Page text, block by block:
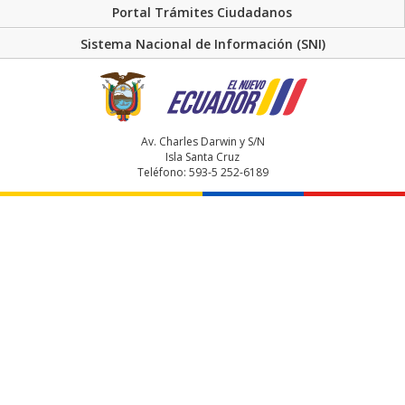
Portal Trámites Ciudadanos
Sistema Nacional de Información (SNI)
Av. Charles Darwin y S/N
Isla Santa Cruz
Teléfono: 593-5 252-6189